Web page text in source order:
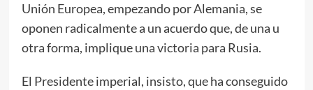
Unión Europea, empezando por Alemania, se
oponen radicalmente a un acuerdo que, de una u
otra forma, implique una victoria para Rusia.
El Presidente imperial, insisto, que ha conseguido